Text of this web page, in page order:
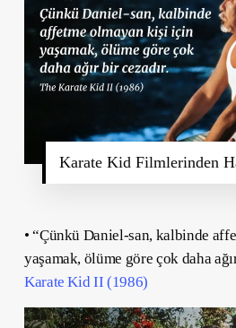
Karate Kid Filmlerinden
• “Çünkü Daniel-san, kalbinde
yaşamak, ölüme göre çok daha
Karate Kid II (1986)